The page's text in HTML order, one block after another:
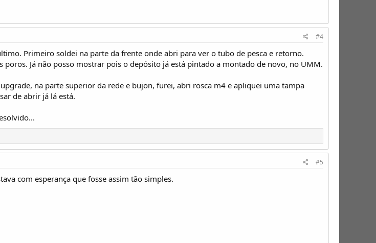
#4
Primeiro soldei na parte da frente onde abri para ver o tubo de pesca e retorno.
poros. Já não posso mostrar pois o depósito já está pintado a montado de novo, no UMM.
na parte superior da rede e bujon, furei, abri rosca m4 e apliquei uma tampa
de abrir já lá está.
#5
com esperança que fosse assim tão simples.